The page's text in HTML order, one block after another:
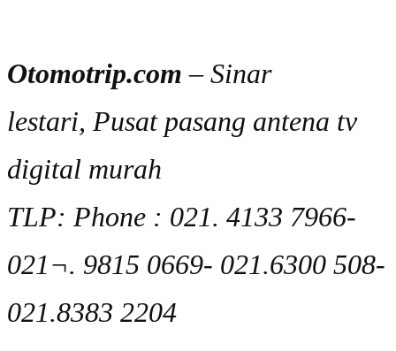
Otomotrip.com – Sinar
lestari, Pusat pasang antena tv
digital murah
TLP: Phone : 021. 4133 7966-
021¬. 9815 0669- 021.6300 508-
021.8383 2204